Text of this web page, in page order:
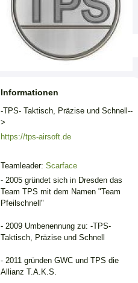
Informationen
-TPS- Taktisch, Präzise und Schnell--
>
https://tps-airsoft.de
Teamleader: Scarface
- 2005 gründet sich in Dresden das
Team TPS mit dem Namen "Team
Pfeilschnell"
- 2009 Umbenennung zu: -TPS-
Taktisch, Präzise und Schnell
- 2011 gründen GWC und TPS die
Allianz T.A.K.S.